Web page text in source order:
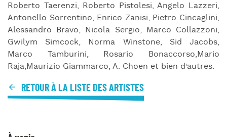
Roberto Taerenzi, Roberto Pistolesi, Angelo Lazzeri,
Antonello Sorrentino, Enrico Zanisi, Pietro Cincaglini,
Alessandro Bravo, Nicola Sergio, Marco Collazzoni,
Gwilym Simcock, Norma Winstone, Sid Jacobs,
Marco Tamburini, Rosario Bonaccorso,Mario
Raja,Maurizio Giammarco, A. Choen et bien d’autres.
RETOUR À LA LISTE DES ARTISTES